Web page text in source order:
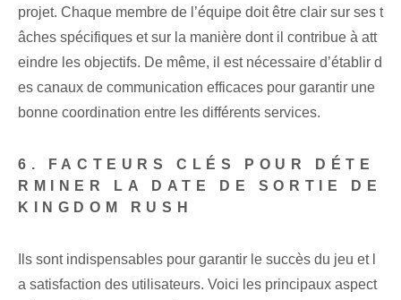
projet. Chaque membre de l’équipe doit être clair sur ses t
âches spécifiques et sur la manière dont il contribue à att
eindre les objectifs. De même, il est nécessaire d’établir d
es canaux de communication efficaces pour garantir une
bonne coordination entre les différents services.
6. FACTEURS CLÉS POUR DÉTE
RMINER LA DATE DE SORTIE DE
KINGDOM RUSH
Ils sont indispensables pour garantir le succès du jeu et l
a satisfaction des utilisateurs. Voici les principaux aspect